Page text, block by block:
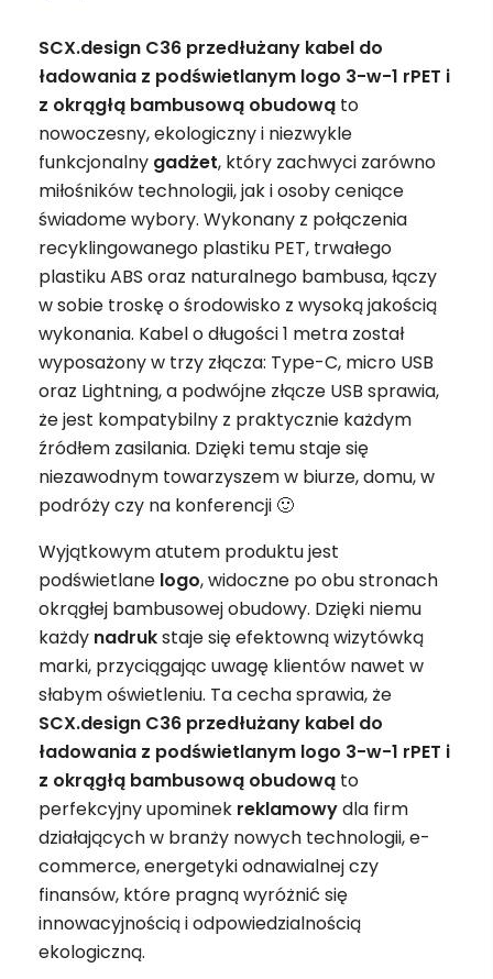
SCX.design C36 przedłużany kabel do
ładowania z podświetlanym logo 3-w-1 rPET i
z okrągłą bambusową obudową to
nowoczesny, ekologiczny i niezwykle
funkcjonalny gadżet, który zachwyci zarówno
miłośników technologii, jak i osoby ceniące
świadome wybory. Wykonany z połączenia
recyklingowanego plastiku PET, trwałego
plastiku ABS oraz naturalnego bambusa, łączy
w sobie troskę o środowisko z wysoką jakością
wykonania. Kabel o długości 1 metra został
wyposażony w trzy złącza: Type-C, micro USB
oraz Lightning, a podwójne złącze USB sprawia,
że jest kompatybilny z praktycznie każdym
źródłem zasilania. Dzięki temu staje się
niezawodnym towarzyszem w biurze, domu, w
podróży czy na konferencji 🙂
Wyjątkowym atutem produktu jest
podświetlane logo, widoczne po obu stronach
okrągłej bambusowej obudowy. Dzięki niemu
każdy nadrukstaje się efektowną wizytówką
marki, przyciągając uwagę klientów nawet w
słabym oświetleniu. Ta cecha sprawia, że
SCX.design C36 przedłużany kabel do
ładowania z podświetlanym logo 3-w-1 rPET i
z okrągłą bambusową obudową to
perfekcyjny upominek reklamowydla firm
działających w branży nowych technologii, e-
commerce, energetyki odnawialnej czy
finansów, które pragną wyróżnić się
innowacyjnością i odpowiedzialnością
ekologiczną.